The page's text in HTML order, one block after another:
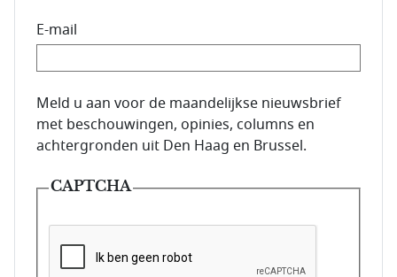
E-mail
E-mailadres van de abonnee.
Meld u aan voor de maandelijkse nieuwsbrief
met beschouwingen, opinies, columns en
achtergronden uit Den Haag en Brussel.
CAPTCHA